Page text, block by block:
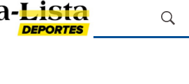
M
o